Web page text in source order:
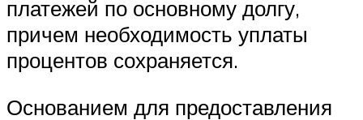
платежей по основному долгу,
причем необходимость уплаты
процентов сохраняется.
Основанием для предоставления